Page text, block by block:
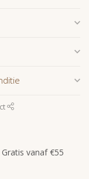
vanaf €55